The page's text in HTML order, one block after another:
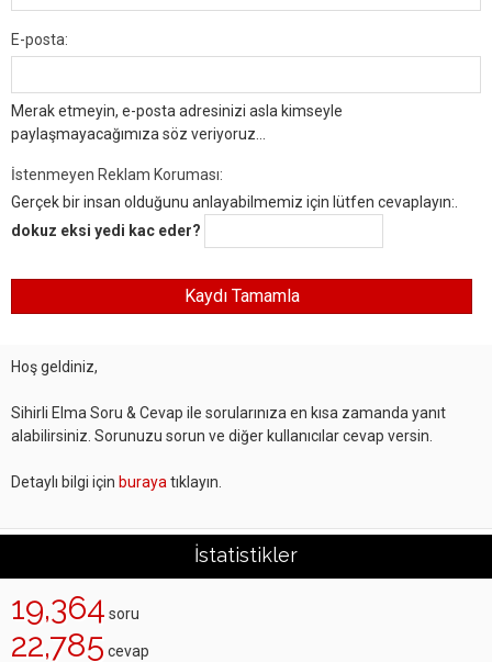
E-posta:
Merak etmeyin, e-posta adresinizi asla kimseyle
paylaşmayacağımıza söz veriyoruz...
İstenmeyen Reklam Koruması:
Gerçek bir insan olduğunu anlayabilmemiz için lütfen cevaplayın:.
dokuz eksi yedi kac eder?
Hoş geldiniz,
Sihirli Elma Soru & Cevap ile sorularınıza en kısa zamanda yanıt
alabilirsiniz. Sorunuzu sorun ve diğer kullanıcılar cevap versin.
Detaylı bilgi için buraya tıklayın.
İstatistikler
19,364 soru
22,785 cevap